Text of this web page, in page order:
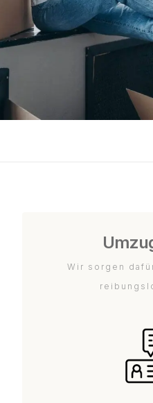
Wir sorgen